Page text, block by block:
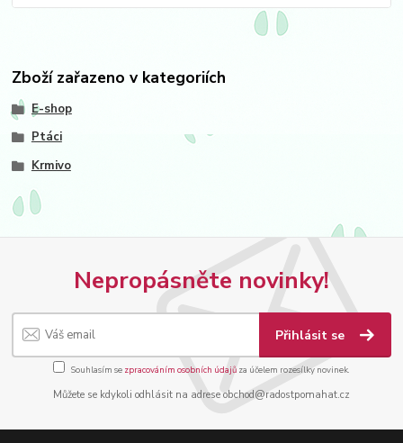
Zboží zařazeno v kategoriích
E-shop
Ptáci
Krmivo
Nepropásněte novinky!
Přihlásit se
Souhlasím se zpracováním osobních údajů za účelem rozesílky novinek.
Můžete se kdykoli odhlásit na adrese obchod@radostpomahat.cz